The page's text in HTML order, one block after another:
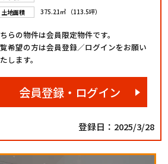
土地面積
375.21㎡ （113.5坪）
らの物件は会員限定物件です。
希望の方は会員登録／ログインをお願い
します。
会員登録・ログイン
登録日：2025/3/28